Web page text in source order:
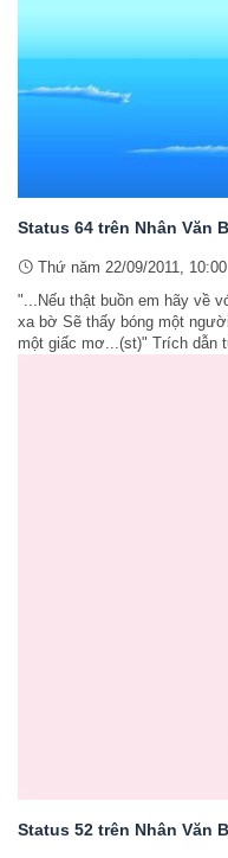
Status 64 trên Nhân Văn
Thứ năm 22/09/2011, 10:00
"...Nếu thật buồn em hãy về
xa bờ Sẽ thấy bóng một
một giấc mơ...(st)" Trích dẫn
Status 52 trên Nhân Văn